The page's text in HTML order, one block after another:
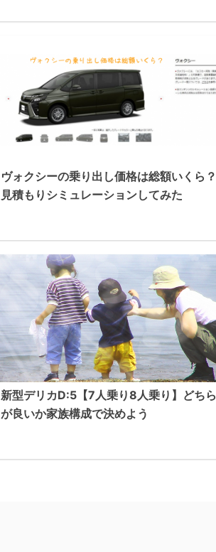
ヴォクシーの乗り出し価格は総額いくら？
見積もりシミュレーションしてみた
新型デリカD:5【7人乗り8人乗り】どちら
が良いか家族構成で決めよう